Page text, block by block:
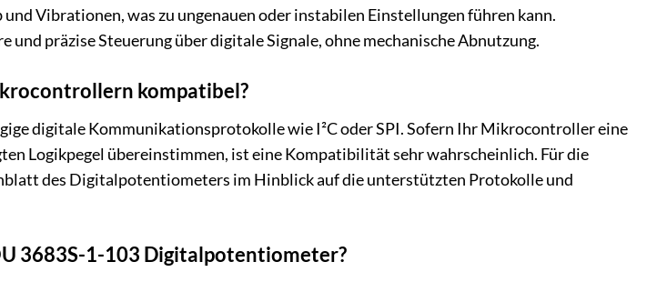
Vibrationen, was zu ungenauen oder instabilen Einstellungen führen kann.
präzise Steuerung über digitale Signale, ohne mechanische Abnutzung.
kompatibel?
digitale Kommunikationsprotokolle wie I²C oder SPI. Sofern Ihr Mikrocontroller eine
Logikpegel übereinstimmen, ist eine Kompatibilität sehr wahrscheinlich. Für die
des Digitalpotentiometers im Hinblick auf die unterstützten Protokolle und
3683S-1-103 Digitalpotentiometer?